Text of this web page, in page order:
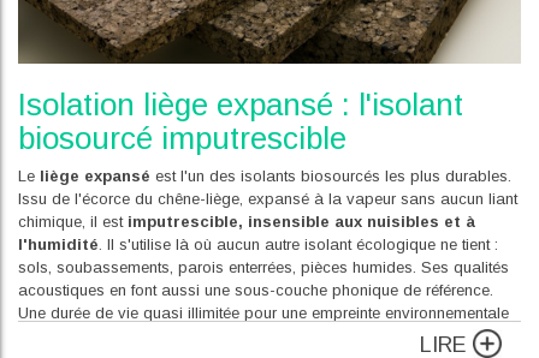
Isolation liège expansé : l'isolant
biosourcé imputrescible
Le liège expansé est l'un des isolants biosourcés les plus durables.
Issu de l'écorce du chêne-liège, expansé à la vapeur sans aucun liant
chimique, il est imputrescible, insensible aux nuisibles et à
l'humidité . Il s'utilise là où aucun autre isolant écologique ne tient :
sols, soubassements, parois enterrées, pièces humides. Ses qualités
acoustiques en font aussi une sous-couche phonique de référence.
Une durée de vie quasi illimitée pour une empreinte environnementale
LIRE